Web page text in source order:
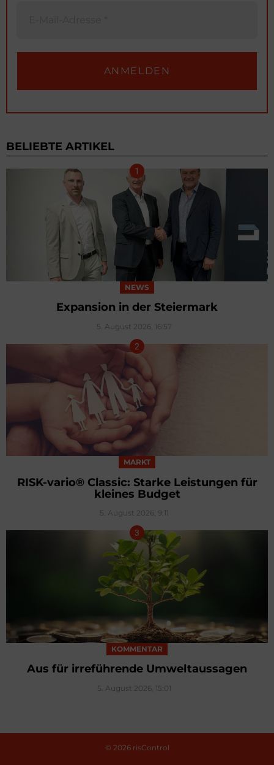
BELIEBTE ARTIKEL
NEWS
Expansion in der Steiermark
5. August 2026, 16:57
MARKT
RISK-vario® Classic: Starke Leistungen für
kleines Budget
5. August 2026, 9:11
KOMMENTAR
Aus für irreführende Umweltaussagen
5. August 2026, 15:01
© 2026 risControl